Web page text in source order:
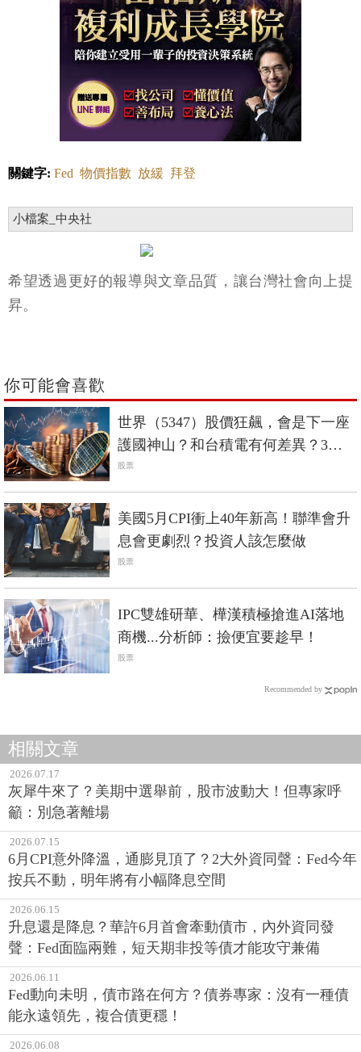
關鍵字: Fed 物價指數 放緩 拜登
小檔案_中央社
希望透過更好的報導與文章品質，讓台灣社會向上提
昇。
你可能會喜歡
世界（5347）股價狂飆，會是下一座
護國神山？和台積電有何差異？3分
鐘剖析
股票
美國5月CPI衝上40年新高！聯準會升
息會更劇烈？投資人該怎麼做
股票
IPC雙雄研華、樺漢積極搶進AI落地
商機...分析師：撿便宜要趁早！
股票
Recommended by
相關文章
2026.07.17
灰犀牛來了？美期中選舉前，股市波動大！但專家呼
籲：別急著離場
2026.07.15
6月CPI意外降溫，通膨見頂了？2大外資同聲：Fed今年
按兵不動，明年將有小幅降息空間
2026.06.15
升息還是降息？華許6月首會牽動債市，內外資同發
聲：Fed面臨兩難，短天期非投等債才能攻守兼備
2026.06.11
Fed動向未明，債市路在何方？債券專家：沒有一種債
能永遠領先，複合債更穩！
2026.06.08